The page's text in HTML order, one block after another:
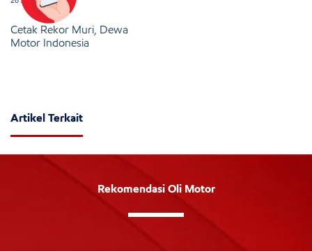
Cetak Rekor Muri, Dewa
Motor Indonesia
Artikel Terkait
Rekomendasi Oli Motor